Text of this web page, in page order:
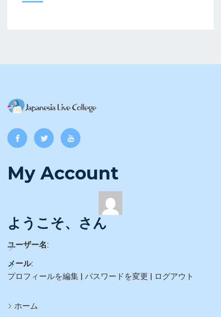
My Account
ようこそ、さん
ユーザー名:
メール:
プロフィールを編集 | パスワードを変更 | ログアウト
ホーム